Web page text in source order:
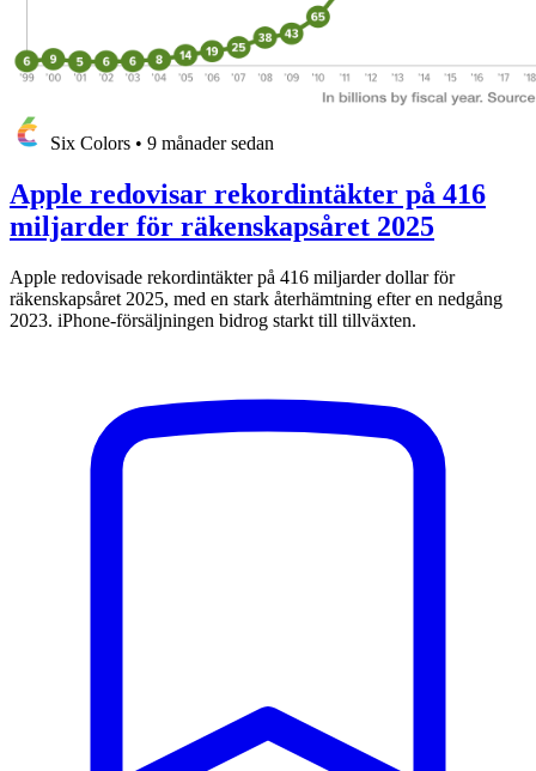
Six Colors • 9 månader sedan
Apple redovisar rekordintäkter på 416
miljarder för räkenskapsåret 2025
Apple redovisade rekordintäkter på 416 miljarder dollar för
räkenskapsåret 2025, med en stark återhämtning efter en nedgång
2023. iPhone-försäljningen bidrog starkt till tillväxten.